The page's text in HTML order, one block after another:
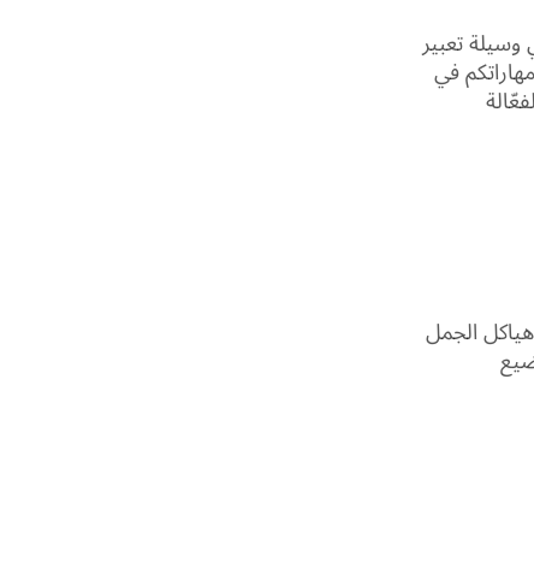
وسيلة تعبير
في
الجمل